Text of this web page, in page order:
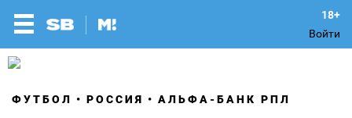
Войти
ФУТБОЛ РОССИЯ АЛЬФА-БАНК РПЛ